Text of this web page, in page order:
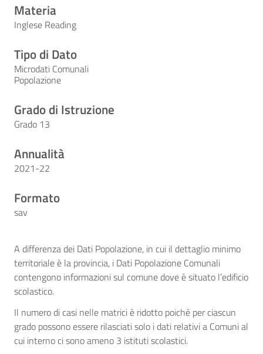
Materia
Inglese Reading
Tipo di Dato
Microdati Comunali
Popolazione
Grado di Istruzione
Grado 13
Annualità
2021-22
Formato
sav
A differenza dei Dati Popolazione, in cui il dettaglio minimo
territoriale è la provincia, i Dati Popolazione Comunali
contengono informazioni sul comune dove è situato l’edificio
scolastico.
Il numero di casi nelle matrici è ridotto poiché per ciascun
grado possono essere rilasciati solo i dati relativi a Comuni al
cui interno ci sono ameno 3 istituti scolastici.